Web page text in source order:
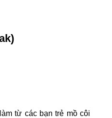
từ các bạn trẻ mồ côi